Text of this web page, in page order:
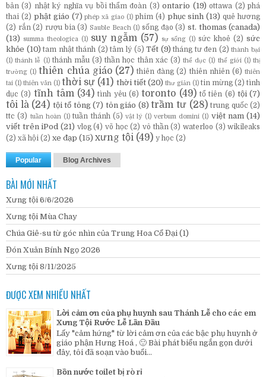
bản (3) nhật ký nghĩa vụ bồi thẩm đoàn (3) ontario (19) ottawa (2) phá
thai (2) phật giáo (7) phép xã giao (1) phim (4) phục sinh (13) quê hương
(2) rắn (2) rượu bia (3) Sauble Beach (1) sống đạo (3) st. thomas (canada)
(13)
summa theologica (1) suy ngẫm (57) sự sống (1) sức khoẻ (2) sức
khỏe (10) tam nhật thánh (2) tâm lý (5) Tết (9) tháng tư đen (2) thành bại
(1) thánh lễ (1) thánh mẫu (3) thần học thân xác (3) thể dục (1) thế giới (1) thị
trường (1) thiên chúa giáo (27) thiên đàng (2) thiên nhiên (6) thiên
tai (1) thiên văn (1) thời sự (41) thời tiết (20) thư giản (1) tin mừng (2) tình
dục (3) tĩnh tâm (34) tình yêu (6) toronto (49) tổ tiên (6) tội (7)
tôi là (24) tội tổ tông (7) tôn giáo (8) trầm tư (28) trung quốc (2)
ttc (3) tuần hoàn (1) tuần thánh (5) vật lý (1) verbum domini (1) việt nam (14)
viết trên iPod (21) vlog (4) võ học (2) vô thần (3) waterloo (3) wikileaks
(2) xã hội (2) xe đạp (15) xưng tội (49) y học (2)
Popular Blog Archives
BÀI MỚI NHẤT
Xưng tội 6/6/2026
Xưng tội Mùa Chay
Chúa Giê-su từ góc nhìn của Trung Hoa Cổ Đại (1)
Đón Xuân Bính Ngọ 2026
Xưng tội 8/11/2025
ĐƯỢC XEM NHIỀU NHẤT
Lời cảm ơn của phụ huynh sau Thánh Lễ cho các em
Xưng Tội Rước Lễ Lần Đầu
Lấy "cảm hứng" từ lời cảm ơn của các bậc phụ huynh ở
giáo phận Hưng Hoá , 🙂 Bài phát biểu ngắn gọn dưới
đây, tôi đã soạn vào buổi...
Bồn nước toilet bị rò rỉ